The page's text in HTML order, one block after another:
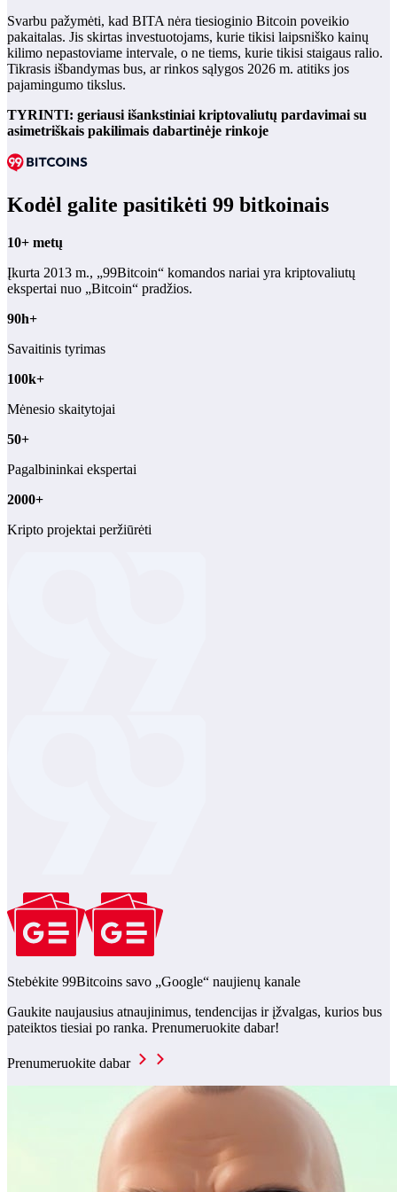
Svarbu pažymėti, kad BITA nėra tiesioginio Bitcoin poveikio
pakaitalas. Jis skirtas investuotojams, kurie tikisi laipsniško kainų
kilimo nepastoviame intervale, o ne tiems, kurie tikisi staigaus ralio.
Tikrasis išbandymas bus, ar rinkos sąlygos 2026 m. atitiks jos
pajamingumo tikslus.
TYRINTI: geriausi išankstiniai kriptovaliutų pardavimai su
asimetriškais pakilimais dabartinėje rinkoje
Kodėl galite pasitikėti 99 bitkoinais
10+ metų
Įkurta 2013 m., „99Bitcoin“ komandos nariai yra kriptovaliutų
ekspertai nuo „Bitcoin“ pradžios.
90h+
Savaitinis tyrimas
100k+
Mėnesio skaitytojai
50+
Pagalbininkai ekspertai
2000+
Kripto projektai peržiūrėti
Stebėkite 99Bitcoins savo „Google“ naujienų kanale
Gaukite naujausius atnaujinimus, tendencijas ir įžvalgas, kurios bus
pateiktos tiesiai po ranka. Prenumeruokite dabar!
Prenumeruokite dabar